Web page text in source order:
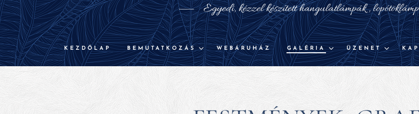
Egyedi, kézzel készített hangulatlámpák ,
KEZDŐLAP BEMUTATKOZÁS WEBÁRUHÁZ GALÉRIA ÜZENET